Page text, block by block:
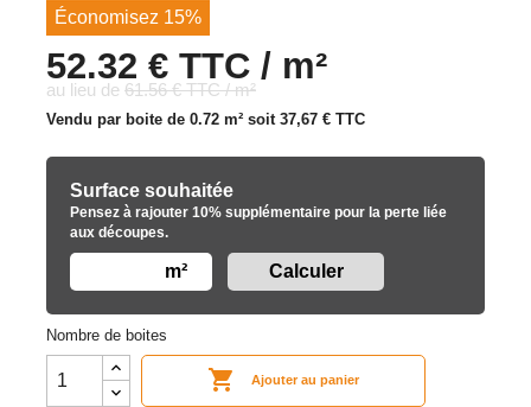
Économisez 15%
52.32 € TTC / m²
au lieu de 61.56 € TTC / m²
Vendu par boite de 0.72 m² soit 37,67 € TTC
Surface souhaitée
Pensez à rajouter 10% supplémentaire pour la perte liée
aux découpes.
m²
Nombre de boites
 Ajouter au panier